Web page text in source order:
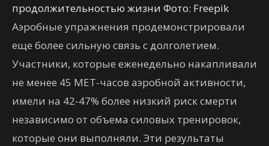
продолжительностью жизни Фото: Freepik
Аэробные упражнения продемонстрировали
еще более сильную связь с долголетием.
Участники, которые еженедельно накапливали
не менее 45 MET-часов аэробной активности,
имели на 42-47% более низкий риск смерти
независимо от объема силовых тренировок,
которые они выполняли. Эти результаты